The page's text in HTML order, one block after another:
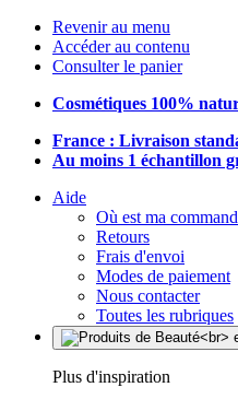
Revenir au menu
Accéder au contenu
Consulter le panier
Cosmétiques 100%
France : Livraison
Au moins 1 échantillon
Aide
Où est ma
Retours
Frais d'envoi
Modes de paiement
Nous contacter
Toutes les rubriques
Plus d'inspiration